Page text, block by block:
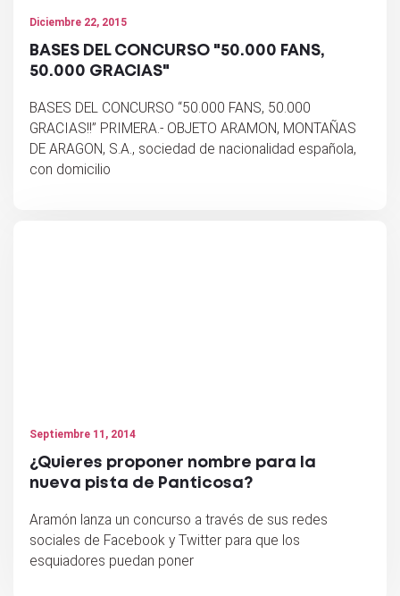
Diciembre 22, 2015
BASES DEL CONCURSO "50.000 FANS,
50.000 GRACIAS"
BASES DEL CONCURSO “50.000 FANS, 50.000
GRACIAS!!” PRIMERA.- OBJETO ARAMON, MONTAÑAS
DE ARAGON, S.A., sociedad de nacionalidad española,
con domicilio
Septiembre 11, 2014
¿Quieres proponer nombre para la
nueva pista de Panticosa?
Aramón lanza un concurso a través de sus redes
sociales de Facebook y Twitter para que los
esquiadores puedan poner